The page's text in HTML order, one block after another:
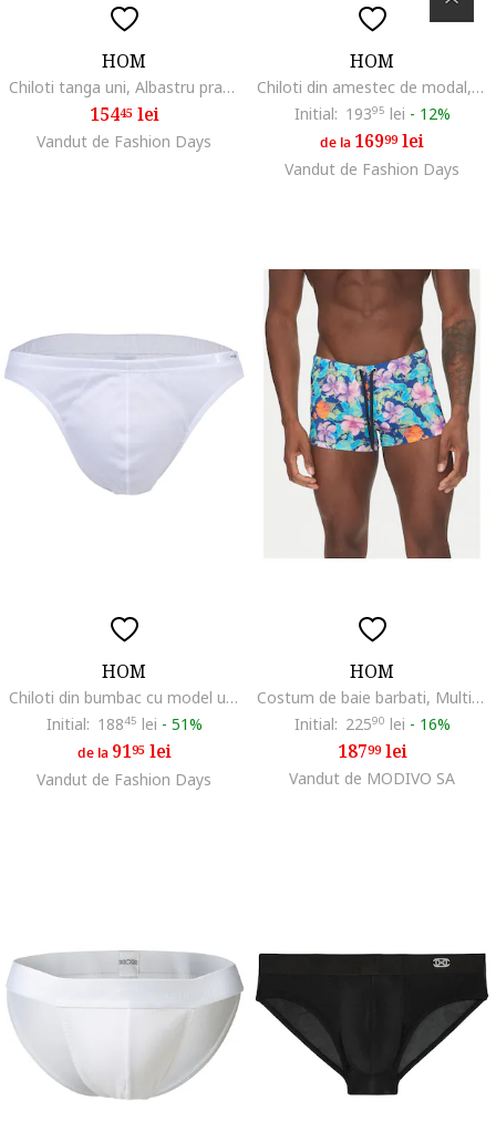
HOM
Chiloti tanga uni, Albastru prafuit
15445lei
Vandut de Fashion Days
HOM
Chiloti din amestec de modal, Gri
Initial: 19395 lei - 12%
de la 16999lei
Vandut de Fashion Days
HOM
Chiloti din bumbac cu model uni, Alb
Initial: 18845 lei - 51%
de la 9195lei
Vandut de Fashion Days
HOM
Costum de baie barbati, Multicolor
Initial: 22590 lei - 16%
18799lei
Vandut de MODIVO SA